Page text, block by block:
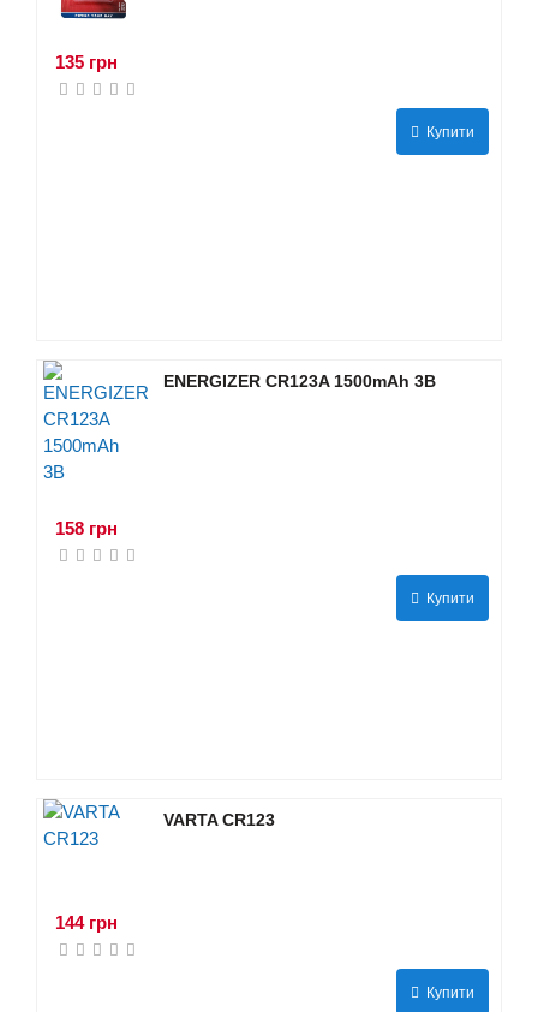
135 грн
Купити
ENERGIZER CR123A 1500mAh 3В
158 грн
Купити
VARTA CR123
144 грн
Купити